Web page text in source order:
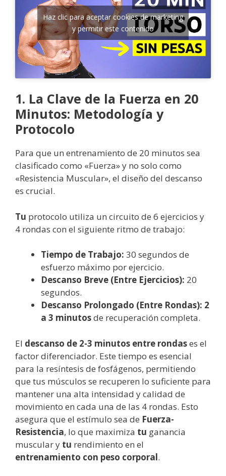
Haz clic para aceptar cookies de marketing
y permitir este contenido
1. La Clave de la Fuerza en 20
Minutos: Metodología y
Protocolo
Para que un entrenamiento de 20 minutos sea
clasificado como «Fuerza» y no solo como
«Resistencia Muscular», el diseño del descanso
es crucial.
Tu protocolo utiliza un circuito de 6 ejercicios y
4 rondas con el siguiente ritmo de trabajo:
Tiempo de Trabajo: 30 segundos de
esfuerzo máximo por ejercicio.
Descanso Breve (Entre Ejercicios): 20
segundos.
Descanso Prolongado (Entre Rondas): 2
a 3 minutosde recuperación completa.
El descanso de 2-3 minutos entre rondases el
factor diferenciador. Este tiempo es esencial
para la resíntesis de fosfágenos, permitiendo
que tus músculos se recuperen lo suficiente para
mantener una alta intensidad y calidad de
movimiento en cada una de las 4 rondas. Esto
asegura que el estímulo sea de Fuerza-
Resistencia, lo que maximiza tu ganancia
muscular y tu rendimiento en el
entrenamiento con peso corporal.